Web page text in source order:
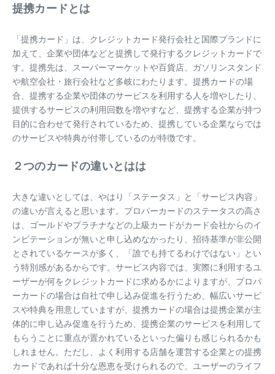
提携カードとは
「提携カード」は、クレジットカード発行会社と国際ブランドに
加えて、企業や団体などと提携して発行するクレジットカードで
す。提携先は、スーパーマーケットや百貨店、ガソリンスタンド
や航空会社・旅行会社など多岐にわたります。提携カードの場
合、提携する企業や団体のサービスを利用する人を増やしたり、
提供するサービスの利用回数を増やすなど、提携する企業が持つ
目的に合わせて発行されているため、提携している企業ならでは
のサービスや特典が付帯しているのが特徴です。
２つのカードの違いとはは
大きな違いとしては、やはり「ステータス」と「サービス内容」
の違いが言えると思います。プロパーカードのステータスの高さ
は、ゴールドやプラチナなどの上級カードがカード会社からのイ
ンビテーションが無いと申し込めなかったり、招待基準が非公開
とされているケースが多く、「誰でも持てるわけではない」とい
う特別感があるからです。サービス内容では、実際に利用するユ
ーザーが何をクレジットカードに求めるかによりますが、プロパ
ーカードの場合は自社で申し込み促進を行うため、幅広いサービ
スや特典を用意していますが、提携カードの場合は提携企業が主
体的に申し込み促進を行うため、提携企業のサービスを利用して
もらうことに重点が置かれているといった偏りも感じられるかも
しれません。ただし、よく利用する店舗を運営する企業との提携
カードであれば十分な恩恵を受けられるので、ユーザーのライフ